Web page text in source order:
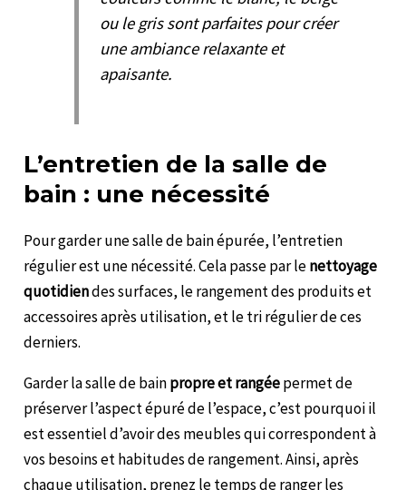
ou le gris sont parfaites pour créer
une ambiance relaxante et
apaisante.
L’entretien de la salle de
bain : une nécessité
Pour garder une salle de bain épurée, l’entretien
régulier est une nécessité. Cela passe par lenettoyage
quotidiendes surfaces, le rangement des produits et
accessoires après utilisation, et le tri régulier de ces
derniers.
Garder la salle de bainpropre et rangéepermet de
préserver l’aspect épuré de l’espace, c’est pourquoi il
est essentiel d’avoir des meubles qui correspondent à
vos besoins et habitudes de rangement. Ainsi, après
chaque utilisation, prenez le temps de ranger les